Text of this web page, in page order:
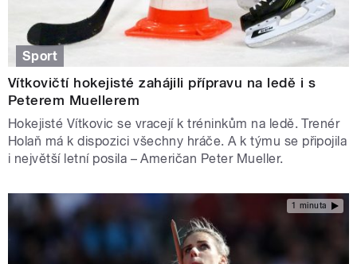
Sport
Vítkovičtí hokejisté zahájili přípravu na ledě i s
Peterem Muellerem
Hokejisté Vítkovic se vracejí k tréninkům na ledě. Trenér
Holaň má k dispozici všechny hráče. A k týmu se připojila
i největší letní posila – Američan Peter Mueller.
1 minuta